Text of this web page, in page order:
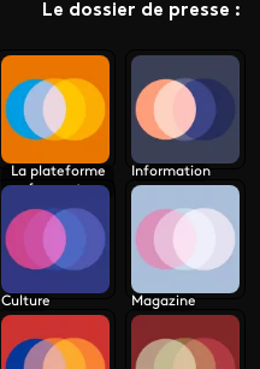
Le dossier de presse :
La plateforme
france.tv
Information
Culture Magazine